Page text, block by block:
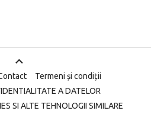
Termeni și condiții
A DATELOR
SI ALTE TEHNOLOGII SIMILARE